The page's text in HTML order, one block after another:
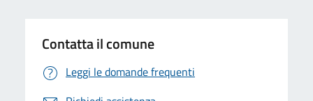
Contatta il comune
Leggi le domande frequenti